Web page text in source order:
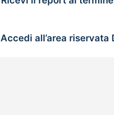
Accedi all’area riservata